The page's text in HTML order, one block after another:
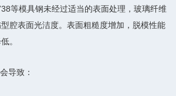
等模具钢未经过适当的表面处理，玻璃纤维
腔表面光洁度。表面粗糙度增加，脱模性能
。
导致：